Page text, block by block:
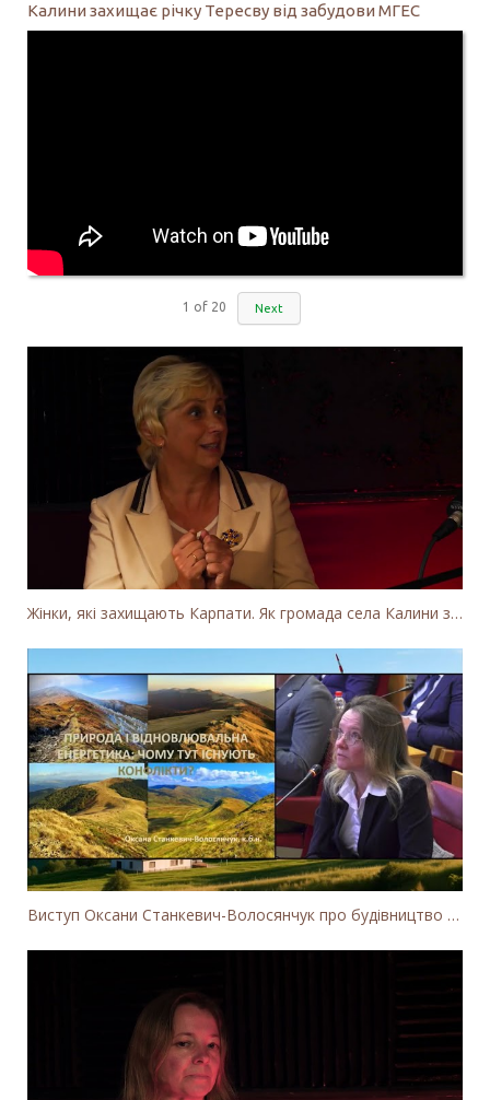
Калини захищає річку Тересву від забудови МГЕС
1 of 20 Next
Жінки, які захищають Карпати. Як громада села Калини захищає річку Тересву від забудови МГЕС
Виступ Оксани Станкевич-Волосянчук про будівництво вітропарків у Закарпатській області